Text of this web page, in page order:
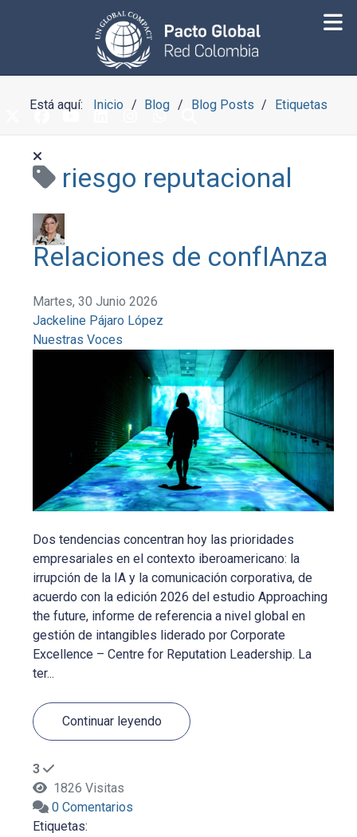
Está aquí: Inicio Blog Blog Posts Etiquetas
riesgo reputacional
Relaciones de confIAnza
Martes, 30 Junio 2026
Jackeline Pájaro López
Nuestras Voces
Dos tendencias concentran hoy las prioridades
empresariales en el contexto iberoamericano: la
irrupción de la IA y la comunicación corporativa, de
acuerdo con la edición 2026 del estudio Approaching
the future, informe de referencia a nivel global en
gestión de intangibles liderado por Corporate
Excellence – Centre for Reputation Leadership. La
ter...
Continuar leyendo
3
1826 Visitas
0 Comentarios
Etiquetas: